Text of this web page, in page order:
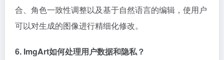
合、角色一致性调整以及基于自然语言的编辑，使用户
可以对生成的图像进行精细化修改。
6. ImgArt如何处理用户数据和隐私？